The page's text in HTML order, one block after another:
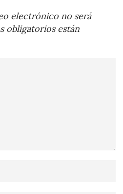
electrónico no será
obligatorios están